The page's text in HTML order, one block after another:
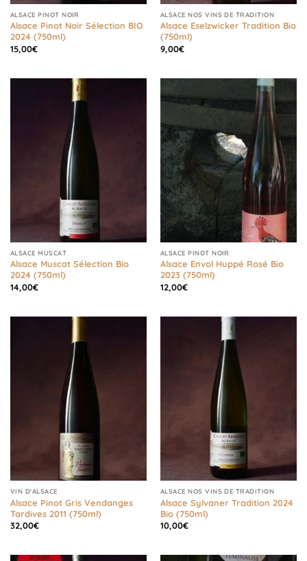
ALSACE PINOT NOIR
Alsace Pinot Noir Sélection BIO
2024 (750ml)
15,00€
ALSACE NOS VINS DE TRADITION
Alsace Eselzwicker Tradition Bio
(750ml)
9,00€
ALSACE MUSCAT
Alsace Muscat Sélection Bio
2024 (750ml)
14,00€
ALSACE PINOT NOIR
Alsace Envol Huppé Rosé Bio
2023 (750ml)
12,00€
VIN D'ALSACE
Alsace Pinot Gris Vendanges
Tardives 2011 (750ml)
32,00€
ALSACE NOS VINS DE TRADITION
Alsace Sylvaner Tradition 2024
Bio (750ml)
10,00€